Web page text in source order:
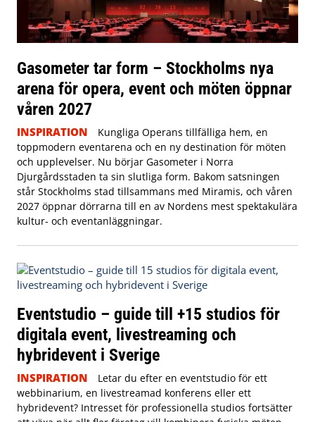
Gasometer tar form – Stockholms nya
arena för opera, event och möten öppnar
våren 2027
INSPIRATION
Kungliga Operans tillfälliga hem, en
toppmodern eventarena och en ny destination för möten
och upplevelser. Nu börjar Gasometer i Norra
Djurgårdsstaden ta sin slutliga form. Bakom satsningen
står Stockholms stad tillsammans med Miramis, och våren
2027 öppnar dörrarna till en av Nordens mest spektakulära
kultur- och eventanläggningar.
Eventstudio – guide till +15 studios för
digitala event, livestreaming och
hybridevent i Sverige
INSPIRATION
Letar du efter en eventstudio för ett
webbinarium, en livestreamad konferens eller ett
hybridevent? Intresset för professionella studios fortsätter